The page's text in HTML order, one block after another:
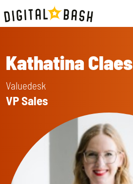
Kathatina Claes
Valuedesk
VP Sales